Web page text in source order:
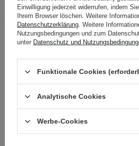
Folgende Produkte
anderen
Einwilligung jederzeit widerrufen, indem
Ihrem Browser löschen. Weitere
Datenschutzerklärung . Weitere
Nutzungsbedingungen und zum
unter Datenschutz und
Funktionale Cookies
Analytische Cookies
Werbe-Cookies